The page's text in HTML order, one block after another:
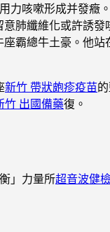
力咳嗽形成并發癥。
意肺纖維化或許誘
座霸總牛土豪。他站
新竹 帶狀皰疹疫苗
竹 出國備藥復。
」力量所超音波健